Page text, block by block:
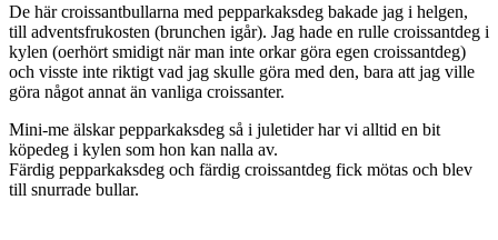
De här croissantbullarna med pepparkaksdeg bakade jag i helgen,
till adventsfrukosten (brunchen igår). Jag hade en rulle croissantdeg i
kylen (oerhört smidigt när man inte orkar göra egen croissantdeg)
och visste inte riktigt vad jag skulle göra med den, bara att jag ville
göra något annat än vanliga croissanter.
Mini-me älskar pepparkaksdeg så i juletider har vi alltid en bit
köpedeg i kylen som hon kan nalla av.
Färdig pepparkaksdeg och färdig croissantdeg fick mötas och blev
till snurrade bullar.